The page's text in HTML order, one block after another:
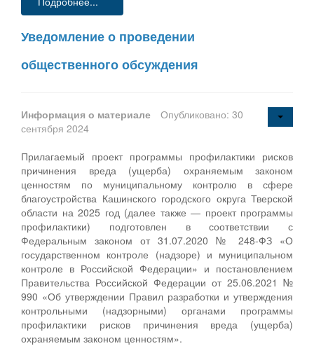
Уведомление о проведении
общественного обсуждения
Информация о материале
Опубликовано: 30
сентября 2024
Прилагаемый проект программы профилактики рисков
причинения вреда (ущерба) охраняемым законом
ценностям по муниципальному контролю в сфере
благоустройства Кашинского городского округа Тверской
области на 2025 год (далее также — проект программы
профилактики) подготовлен в соответствии с
Федеральным законом от 31.07.2020 № 248-ФЗ «О
государственном контроле (надзоре) и муниципальном
контроле в Российской Федерации» и постановлением
Правительства Российской Федерации от 25.06.2021 №
990 «Об утверждении Правил разработки и утверждения
контрольными (надзорными) органами программы
профилактики рисков причинения вреда (ущерба)
охраняемым законом ценностям».